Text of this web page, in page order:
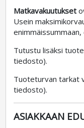
Matkavakuutukset
Usein
Tutustu lisäksi
tiedosto).
Tuoteturvan tarkat
tiedosto).
ASIAKKAAN